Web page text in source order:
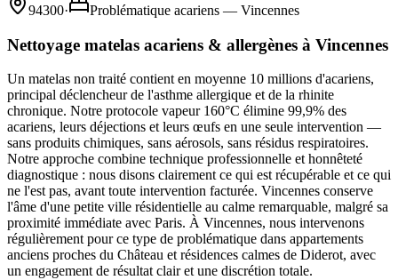
94300· Problématique acariens — Vincennes
Nettoyage matelas acariens & allergènes à Vincennes
Un matelas non traité contient en moyenne 10 millions d'acariens,
principal déclencheur de l'asthme allergique et de la rhinite
chronique. Notre protocole vapeur 160°C élimine 99,9% des
acariens, leurs déjections et leurs œufs en une seule intervention —
sans produits chimiques, sans aérosols, sans résidus respiratoires.
Notre approche combine technique professionnelle et honnêteté
diagnostique : nous disons clairement ce qui est récupérable et ce qui
ne l'est pas, avant toute intervention facturée. Vincennes conserve
l'âme d'une petite ville résidentielle au calme remarquable, malgré sa
proximité immédiate avec Paris. À Vincennes, nous intervenons
régulièrement pour ce type de problématique dans appartements
anciens proches du Château et résidences calmes de Diderot, avec
un engagement de résultat clair et une discrétion totale.